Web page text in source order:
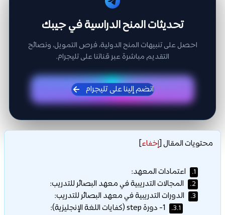
تحديثات المنح الدراسية في جيبك
احصل على تنبيهات المنح الدولية، فرص التمويل، ونصائح
التقديم مباشرة عبر قناتنا على تليجرام.
انضم إلينا على تليجرام
محتويات المقال[إخفاء]
1. اعتمادات المعهد:
2. المجالات التدريبية في معهد البصائر للتدريب:
3. الدورات التدريبية في معهد البصائر للتدريب:
3.1.